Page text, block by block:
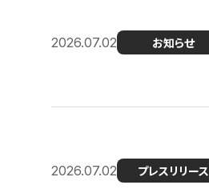
2026.07.02 お知らせ
2026.07.02 プレスリリース